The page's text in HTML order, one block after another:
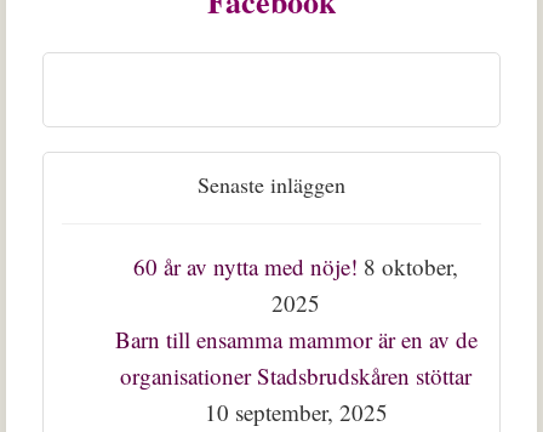
Senaste inläggen
60 år av nytta med nöje! 8 oktober,
2025
Barn till ensamma mammor är en av de
organisationer Stadsbrudskåren stöttar
10 september, 2025